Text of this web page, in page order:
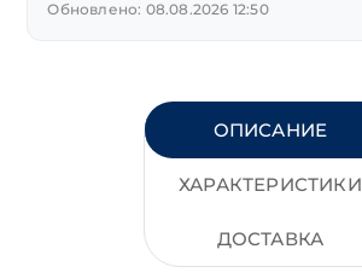
Обновлено: 08.08.2026 12:50
ОПИСАНИЕ
ХАРАКТЕРИСТИКИ
ДОСТАВКА